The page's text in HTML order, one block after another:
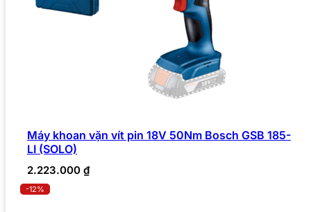
Máy khoan vặn vít pin 18V 50Nm Bosch GSB 185-
LI (SOLO)
2.223.000 ₫
-12%